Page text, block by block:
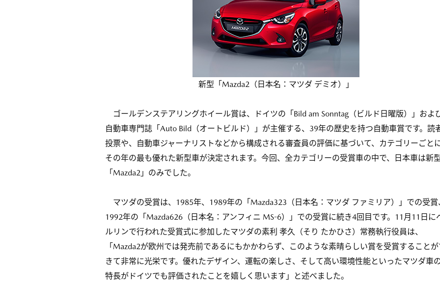
新型「Mazda2（日本名：マツダ デミオ）」
ゴールデンステアリングホイール賞は、ドイツの「Bild am Sonntag（ビルド日曜版）」およ
自動車専門誌「Auto Bild（オートビルド）」が主催する、39年の歴史を持つ自動車賞です。読
投票や、自動車ジャーナリストなどから構成される審査員の評価に基づいて、カテゴリーごと
その年の最も優れた新型車が決定されます。今回、全カテゴリーの受賞車の中で、日本車は新
「Mazda2」のみでした。
マツダの受賞は、1985年、1989年の「Mazda323（日本名：マツダ ファミリア）」での受賞
1992年の「Mazda626（日本名：アンフィニ MS-6）」での受賞に続き4回目です。11月11日に
ルリンで行われた受賞式に参加したマツダの素利 孝久（そり たかひさ）常務執行役員は、
「Mazda2が欧州では発売前であるにもかかわらず、このような素晴らしい賞を受賞すること
きて非常に光栄です。優れたデザイン、運転の楽しさ、そして高い環境性能といったマツダ車
特長がドイツでも評価されたことを嬉しく思います」と述べました。